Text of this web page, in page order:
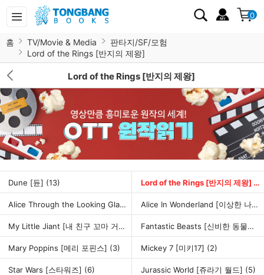
0
홈 TV/Movie & Media
판타지/SF/모험
Lord of the Rings [반지의 제왕]
Lord of the Rings [반지의 제왕]
Dune [듄] (13) Lord of the Rings [반지의 제왕]
(6)
Alice Through the Looking Glass [거울나라의 앨리스] (1) Alice In Wonderland [이상한 나라의 앨리스]
My Little Jiant [내 친구 꼬마 거인] Fantastic Beasts [신비한 동물사전]
Mary Poppins [메리 포핀스] (3) Mickey 7 [미키17] (2)
Star Wars [스타워즈] (6) Jurassic World [쥬라기 월드] (5)